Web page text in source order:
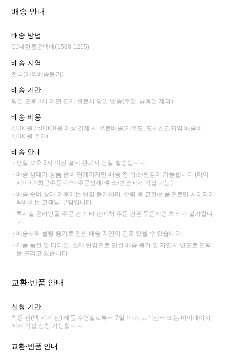
배송 안내
배송 방법
CJ대한통운택배(1588-1255)
배송 지역
전국(해외배송불가)
배송 기간
평일 오후 3시 이전 결제 완료시 당일 발송(주말, 공휴일 제외)
배송 비용
3,000원 / 50,000원 이상 결제 시 무료배송(제주도, 도서산간지역 배송비
3,000원 추가)
배송 안내
평일 오후 3시 이전 결제 완료시 당일 발송됩니다.
배송 상태가 상품 준비 단계까지만 배송 전 취소/변경이 가능합니다.(마이
페이지>최근주문내역>주문상세>취소/변경에서 직접 가능)
배송 준비 상태 이후에는 변경 불가하며, 수령 후 교환/반품으로만 처리되며
택배비는 고객님 부담입니다.
록시걸 온라인몰 주문 건과 타 판매처 주문 건은 묶음배송 처리가 불가합니
다.
배송사의 물량 증가로 인한 배송 지연이 간혹 있을 수 있습니다.
제품 품절 및 디테일, 소재 변경으로 인한 배송 불가 및 지연시 별도로 연락
을 드리고 있습니다.
교환·반품 안내
신청 기간
착용 전(택 제거 전) 제품 수령일로부터 7일 이내, 고객센터 또는 마이페이지
에서 직접 신청 가능합니다.
교환·반품 안내